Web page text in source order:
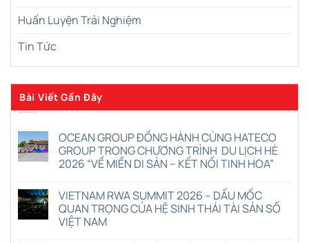
Huấn Luyện Trải Nghiệm
Tin Tức
Bài Viết Gần Đây
OCEAN GROUP ĐỒNG HÀNH CÙNG HATECO
GROUP TRONG CHƯƠNG TRÌNH DU LỊCH HÈ
2026 “VỀ MIỀN DI SẢN – KẾT NỐI TINH HOA”
bình
luận
ở
OCEAN
GROUP
VIETNAM RWA SUMMIT 2026 – DẤU MỐC
QUAN TRỌNG CỦA HỆ SINH THÁI TÀI SẢN SỐ
VIỆT NAM